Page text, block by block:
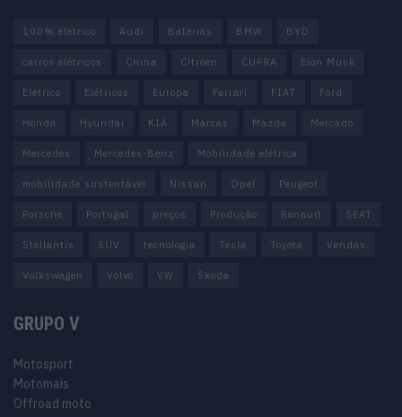
100% elétrico Audi Baterias BMW BYD
carros elétricos China Citröen CUPRA Elon Musk
Elétrico Elétricos Europa Ferrari FIAT Ford
Honda Hyundai KIA Marcas Mazda Mercado
Mercedes Mercedes-Benz Mobilidade elétrica
mobilidade sustentável Nissan Opel Peugeot
Porsche Portugal preços Produção Renault SEAT
Stellantis SUV tecnologia Tesla Toyota Vendas
Volkswagen Volvo VW Škoda
GRUPO V
Motosport
Motomais
Offroad moto